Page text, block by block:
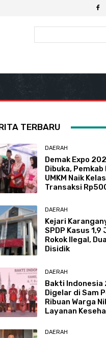
TERBARU
DAERAH
Demak Expo
Dibuka, Pemkab
UMKM Naik
Transaksi
DAERAH
Kejari
SPDP Kasus
Rokok Ilegal,
Disidik
DAERAH
Bakti Indonesia
Digelar di Sam
Ribuan Warga
Layanan
DAERAH